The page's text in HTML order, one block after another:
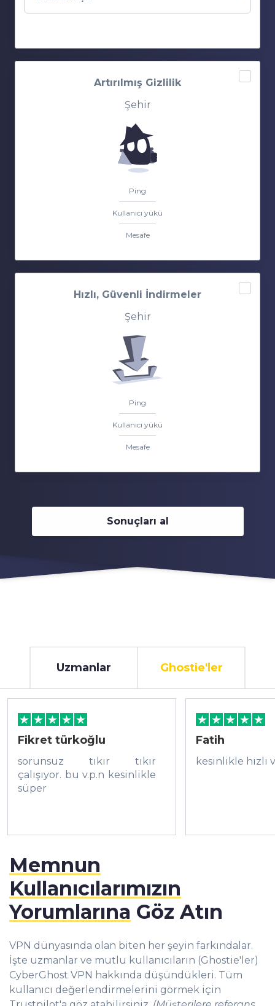
Artırılmış Gizlilik
Şehir
Ping
Kullanıcı yükü
Mesafe
Hızlı, Güvenli İndirmeler
Şehir
Ping
Kullanıcı yükü
Mesafe
Sonuçları al
Memnun
Kullanıcılarımızın
Yorumlarına Göz Atın
VPN dünyasında olan biten her şeyin farkındalar.
İşte uzmanlar ve mutlu kullanıcıların (Ghostie'ler)
CyberGhost VPN hakkında düşündükleri. Tüm
kullanıcı değerlendirmelerini görmek için
Uzmanlar Ghostie'ler
Fikret türkoğlu
sorunsuz tıkır tıkır
çalışıyor. bu v.p.n kesinlikle
süper
Fatih
kesinlikle hızlı